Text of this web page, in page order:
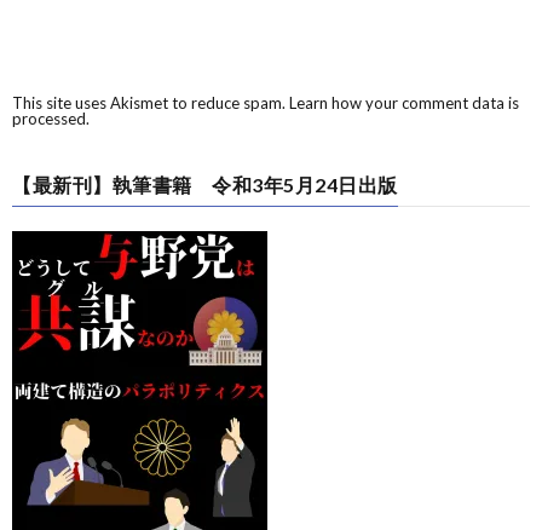
This site uses Akismet to reduce spam. Learn how your comment data is
processed.
【最新刊】執筆書籍 令和3年5月24日出版